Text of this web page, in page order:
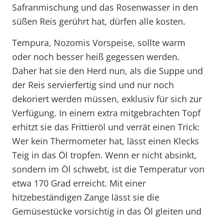
Safranmischung und das Rosenwasser in den
süßen Reis gerührt hat, dürfen alle kosten.
Tempura, Nozomis Vorspeise, sollte warm
oder noch besser heiß gegessen werden.
Daher hat sie den Herd nun, als die Suppe und
der Reis servierfertig sind und nur noch
dekoriert werden müssen, exklusiv für sich zur
Verfügung. In einem extra mitgebrachten Topf
erhitzt sie das Frittieröl und verrät einen Trick:
Wer kein Thermometer hat, lässt einen Klecks
Teig in das Öl tropfen. Wenn er nicht absinkt,
sondern im Öl schwebt, ist die Temperatur von
etwa 170 Grad erreicht. Mit einer
hitzebeständigen Zange lässt sie die
Gemüsestücke vorsichtig in das Öl gleiten und